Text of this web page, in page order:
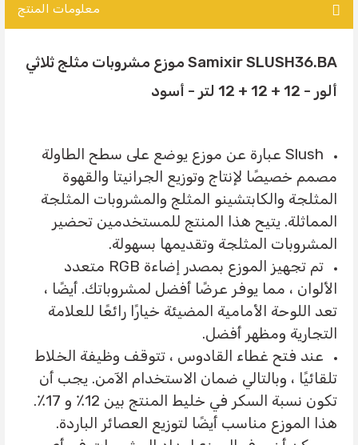
معلومات المنتج
Samixir SLUSH36.BA موزع مشروبات مثلج ثلاثي
ألور - 12 + 12 + 12 لتر - أسود
Slush عبارة عن موزع يوضع على سطح الطاولة
مصمم خصيصًا لإنتاج وتوزيع الجرانيتا والقهوة
المثلجة والكابتشينو المثلج والمشروبات المثلجة
المماثلة. يتيح هذا المنتج للمستخدمين تحضير
المشروبات المثلجة وتقديمها بسهولة.
تم تجهيز الموزع بمصدر إضاءة RGB متعدد
الألوان ، مما يوفر عرضًا أفضل لمشروباتك. أيضًا ،
تعد اللوحة الأمامية المضيئة خيارًا رائعًا للعلامة
التجارية ومظهر أفضل.
عند فتح غطاء القادوس ، تتوقف وظيفة الخلاط
تلقائيًا ، وبالتالي ضمان الاستخدام الآمن. يجب أن
تكون نسبة السكر في خليط المنتج بين 12٪ و 17٪.
هذا الموزع مناسب أيضًا لتوزيع العصائر الباردة.